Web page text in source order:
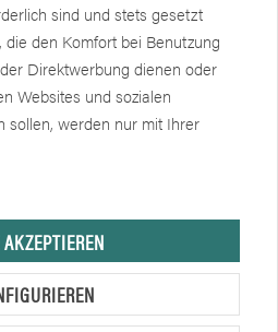
sind und stets gesetzt
den Komfort bei Benutzung
Direktwerbung dienen oder
Websites und sozialen
sollen, werden nur mit Ihrer